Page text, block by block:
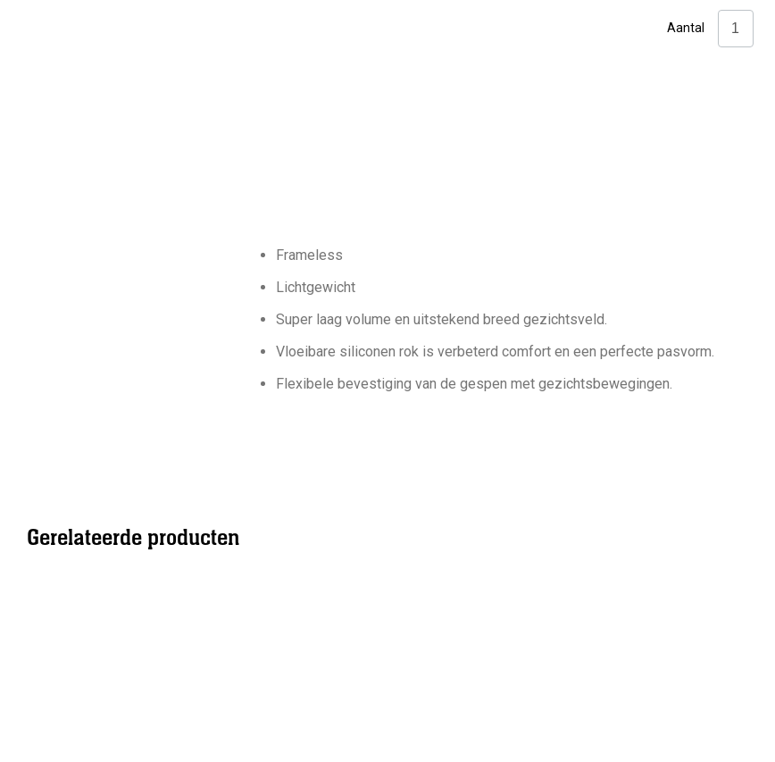
Aantal
Problue:
Frameless
Lichtgewicht
Super laag volume en uitstekend breed gezichtsveld.
Vloeibare siliconen rok is verbeterd comfort en een perfecte pasvorm.
Flexibele bevestiging van de gespen met gezichtsbewegingen.
Gerelateerde producten